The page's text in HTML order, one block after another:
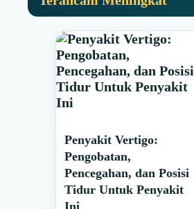
Penyakit Vertigo:
Pengobatan,
Pencegahan, dan Posisi
Tidur Untuk Penyakit